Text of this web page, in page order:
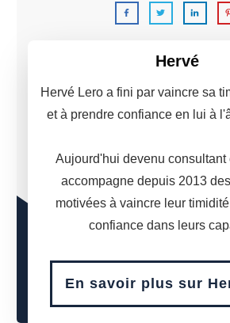
Hervé Lero.
Hervé
Hervé Lero a fini par vaincre sa
et à prendre confiance en lui à
Aujourd'hui devenu consultant
accompagne depuis 2013
motivées à vaincre leur
confiance dans leurs
En savoir plus sur